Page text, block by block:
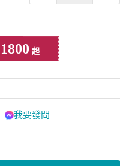
我要發問